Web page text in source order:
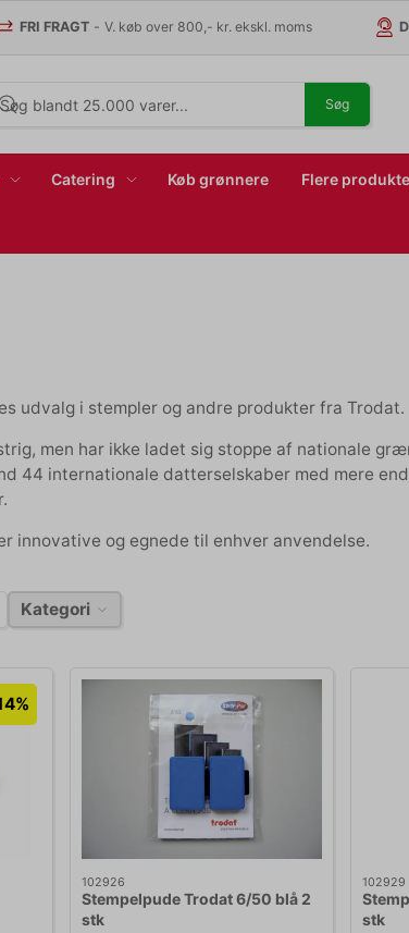
FRI FRAGT -V. køb over 800,- kr. ekskl. moms
Søg
Catering Køb grønnere Flere
udvalg i stempler og andre produkter fra Trodat.
men har ikke ladet sig stoppe af nationale
44 internationale datterselskaber med mere
innovative og egnede til enhver anvendelse.
Kategori
102926
Stempelpude Trodat 6/50 blå 2
stk
102929
stk